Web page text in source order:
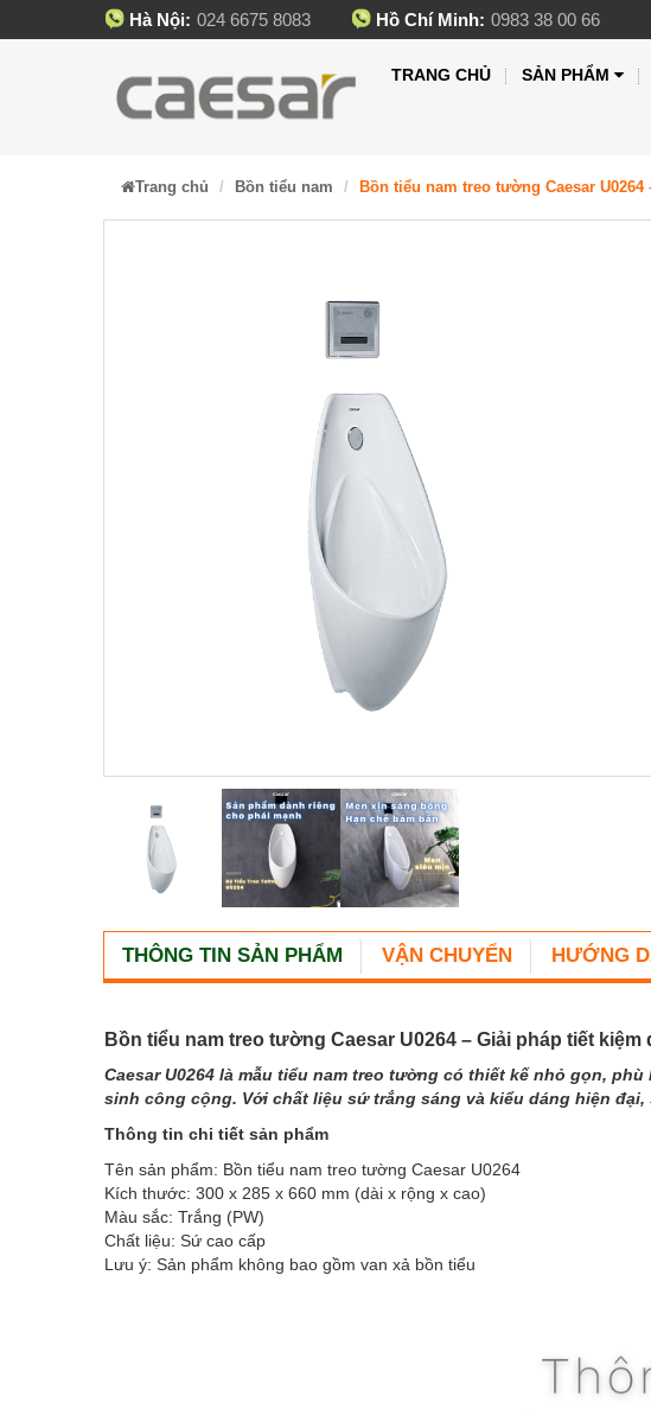
Hà Nội: 024 6675 8083 Hồ Chí Minh: 0983 38 00 66
TRANG CHỦ SẢN PHẨM
Trang chủ Bồn tiểu nam Bồn tiểu nam treo tường Caesar
THÔNG TIN SẢN PHẨM VẬN CHUYỂN HƯỚNG
Bồn tiểu nam treo tường Caesar U0264 – Giải pháp tiết
Caesar U0264 là mẫu tiểu nam treo tường có thiết kế nhỏ gọn,
sinh công cộng. Với chất liệu sứ trắng sáng và kiểu dáng hiện
Thông tin chi tiết sản phẩm
Tên sản phẩm: Bồn tiểu nam treo tường Caesar U0264
Kích thước: 300 x 285 x 660 mm (dài x rộng x cao)
Màu sắc: Trắng (PW)
Chất liệu: Sứ cao cấp
Lưu ý: Sản phẩm không bao gồm van xả bồn tiểu